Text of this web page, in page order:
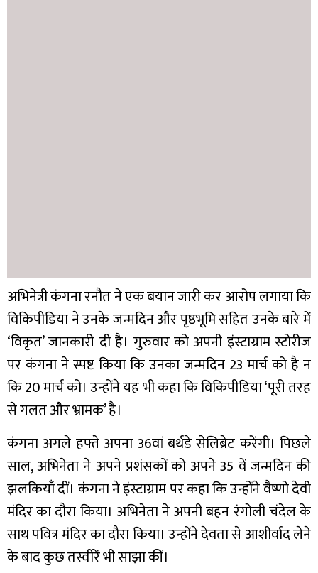
अभिनेत्री कंगना रनौत ने एक बयान जारी कर आरोप लगाया कि
विकिपीडिया ने उनके जन्मदिन और पृष्ठभूमि सहित उनके बारे में
‘विकृत’ जानकारी दी है। गुरुवार को अपनी इंस्टाग्राम स्टोरीज
पर कंगना ने स्पष्ट किया कि उनका जन्मदिन 23 मार्च को है न
कि 20 मार्च को। उन्होंने यह भी कहा कि विकिपीडिया ‘पूरी तरह
से गलत और भ्रामक’ है।
कंगना अगले हफ्ते अपना 36वां बर्थडे सेलिब्रेट करेंगी। पिछले
साल, अभिनेता ने अपने प्रशंसकों को अपने 35 वें जन्मदिन की
झलकियाँ दीं। कंगना ने इंस्टाग्राम पर कहा कि उन्होंने वैष्णो देवी
मंदिर का दौरा किया। अभिनेता ने अपनी बहन रंगोली चंदेल के
साथ पवित्र मंदिर का दौरा किया। उन्होंने देवता से आशीर्वाद लेने
के बाद कुछ तस्वीरें भी साझा कीं।